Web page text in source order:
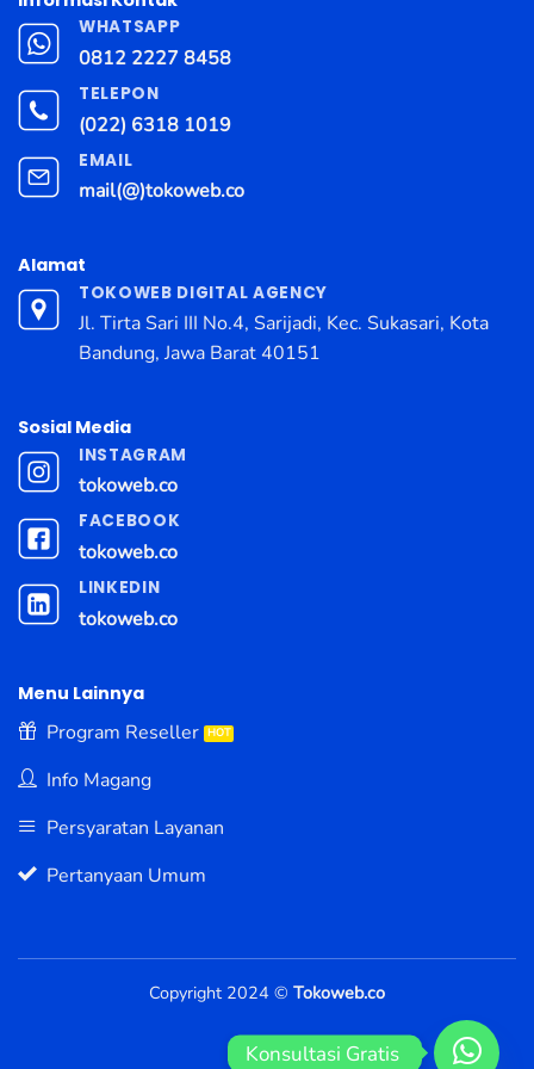
WHATSAPP
0812 2227 8458
TELEPON
(022) 6318 1019
EMAIL
mail(@)tokoweb.co
Alamat
TOKOWEB DIGITAL AGENCY
Jl. Tirta Sari III No.4, Sarijadi, Kec. Sukasari, Kota
Bandung, Jawa Barat 40151
Sosial Media
INSTAGRAM
tokoweb.co
FACEBOOK
tokoweb.co
LINKEDIN
tokoweb.co
Menu Lainnya
Program Reseller
Info Magang
Persyaratan Layanan
Pertanyaan Umum
Copyright 2024 © Tokoweb.co
Konsultasi Gratis